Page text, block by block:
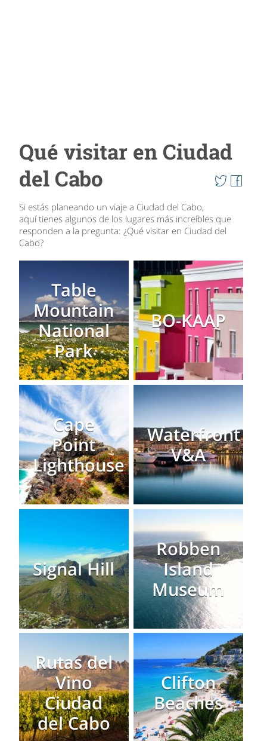
Qué visitar en Ciudad
del Cabo
Si estás planeando un viaje a Ciudad del Cabo,
aquí tienes algunos de los lugares más increíbles que
responden a la pregunta: ¿Qué visitar en Ciudad del
Cabo?
Table
Mountain
National
Park
BO-KAAP
Cape
Point
Lighthouse
Waterfront
V&A
Signal Hill
Robben
Island
Museum
Rutas del
Vino
Ciudad
del Cabo
Clifton
Beaches